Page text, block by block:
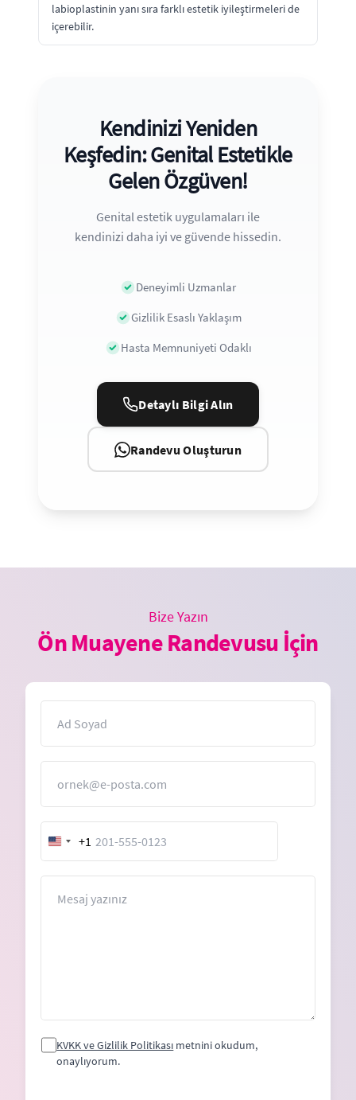
labioplastinin yanı sıra farklı estetik iyileştirmeleri de
içerebilir.
Kendinizi Yeniden
Keşfedin: Genital Estetikle
Gelen Özgüven!
Genital estetik uygulamaları ile
kendinizi daha iyi ve güvende hissedin.
Deneyimli Uzmanlar
Gizlilik Esaslı Yaklaşım
Hasta Memnuniyeti Odaklı
Detaylı Bilgi Alın
Randevu Oluşturun
Bize Yazın
Ön Muayene Randevusu İçin
United
States
+1
KVKK ve Gizlilik Politikası metnini okudum,
onaylıyorum.